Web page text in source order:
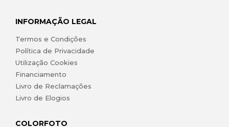
INFORMAÇÃO LEGAL
Termos e Condições
Política de Privacidade
Utilização Cookies
Financiamento
Livro de Reclamações
Livro de Elogios
COLORFOTO